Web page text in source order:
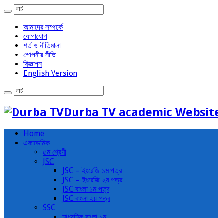
আমাদের সম্পর্কে
যোগাযোগ
শর্ত ও নীতিমালা
গোপনীয় নীতি
বিজ্ঞাপন
English Version
Durba TV academic
Home
একাডেমিক
৫ম শ্রেণী
JSC
JSC – ইংরেজি ১ম পত্র
JSC – ইংরেজি ২য় পত্র
JSC বাংলা ১ম পত্র
JSC বাংলা ২য় পত্র
SSC